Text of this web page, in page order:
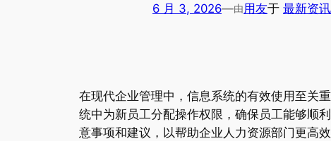
6 月 3, 2026—由用友于 最新资讯
在现代企业管理中，信息系统的有效使用至关
统中为新员工分配操作权限，确保员工能够顺
意事项和建议，以帮助企业人力资源部门更高效